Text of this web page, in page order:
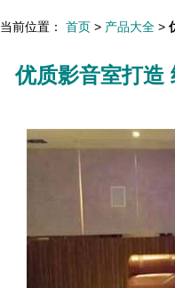
当前位置： 首页 > 产品大全 >
优质影音室打造